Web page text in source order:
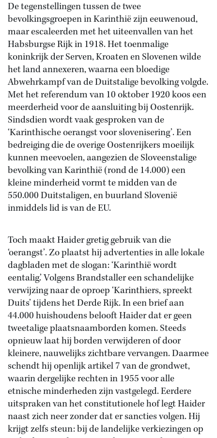
De tegenstellingen tussen de twee
bevolkingsgroepen in Karinthië zijn eeuwenoud,
maar escaleerden met het uiteenvallen van het
Habsburgse Rijk in 1918. Het toenmalige
koninkrijk der Serven, Kroaten en Slovenen wilde
het land annexeren, waarna een bloedige
Abwehrkampf van de Duitstalige bevolking volgde.
Met het referendum van 10 oktober 1920 koos een
meerderheid voor de aansluiting bij Oostenrijk.
Sindsdien wordt vaak gesproken van de
‘Karinthische oerangst voor slovenisering’. Een
bedreiging die de overige Oostenrijkers moeilijk
kunnen meevoelen, aangezien de Sloveenstalige
bevolking van Karinthië (rond de 14.000) een
kleine minderheid vormt te midden van de
550.000 Duitstaligen, en buurland Slovenië
inmiddels lid is van de EU.
Toch maakt Haider gretig gebruik van die
‘oerangst’. Zo plaatst hij advertenties in alle lokale
dagbladen met de slogan: ‘Karinthië wordt
eentalig.’ Volgens Brandstaller een schandelijke
verwijzing naar de oproep ‘Karinthiers, spreekt
Duits’ tijdens het Derde Rijk. In een brief aan
44.000 huishoudens belooft Haider dat er geen
tweetalige plaatsnaamborden komen. Steeds
opnieuw laat hij borden verwijderen of door
kleinere, nauwelijks zichtbare vervangen. Daarmee
schendt hij openlijk artikel 7 van de grondwet,
waarin dergelijke rechten in 1955 voor alle
etnische minderheden zijn vastgelegd. Eerdere
uitspraken van het constitutionele hof legt Haider
naast zich neer zonder dat er sancties volgen. Hij
krijgt zelfs steun: bij de landelijke verkiezingen op